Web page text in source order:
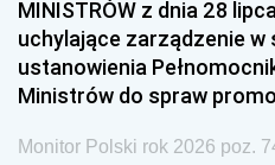
MINISTRÓW z dnia 28
uchylające zarządzenie w
ustanowienia
Ministrów do spraw
Monitor Polski rok 2026 poz.